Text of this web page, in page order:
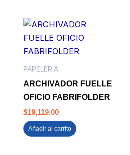
PAPELERIA
ARCHIVADOR FUELLE
OFICIO FABRIFOLDER
$19,119.00
Añadir al carrito